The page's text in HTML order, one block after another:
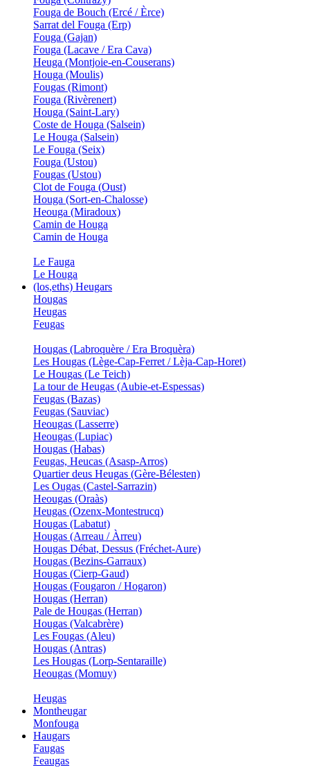
Fouga de Bouch (Ercé / Èrce)
Sarrat del Fouga (Erp)
Fouga (Gajan)
Fouga (Lacave / Era Cava)
Heuga (Montjoie-en-Couserans)
Houga (Moulis)
Fougas (Rimont)
Fouga (Rivèrenert)
Houga (Saint-Lary)
Coste de Houga (Salsein)
Le Houga (Salsein)
Le Fouga (Seix)
Fouga (Ustou)
Fougas (Ustou)
Clot de Fouga (Oust)
Houga (Sort-en-Chalosse)
Heouga (Miradoux)
Camin de Houga
Camin de Houga
Le Fauga
Le Houga
(los,eths) Heugars
Hougas
Heugas
Feugas
Hougas (Labroquère / Era Broquèra)
Les Hougas (Lège-Cap-Ferret / Lèja-Cap-Horet)
Le Hougas (Le Teich)
La tour de Heugas (Aubie-et-Espessas)
Feugas (Bazas)
Feugas (Sauviac)
Heougas (Lasserre)
Heougas (Lupiac)
Hougas (Habas)
Feugas, Heucas (Asasp-Arros)
Quartier deus Heugas (Gère-Bélesten)
Les Ougas (Castel-Sarrazin)
Heougas (Oraàs)
Heugas (Ozenx-Montestrucq)
Hougas (Labatut)
Hougas (Arreau / Àrreu)
Hougas Débat, Dessus (Fréchet-Aure)
Hougas (Bezins-Garraux)
Hougas (Cierp-Gaud)
Hougas (Fougaron / Hogaron)
Hougas (Herran)
Pale de Hougas (Herran)
Hougas (Valcabrère)
Les Fougas (Aleu)
Hougas (Antras)
Les Hougas (Lorp-Sentaraille)
Heougas (Momuy)
Heugas
Montheugar
Monfouga
Haugars
Faugas
Feaugas